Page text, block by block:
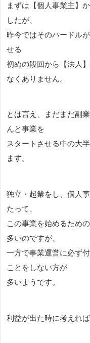
まずは【個人事業主】
したが、
昨今ではそのハードル
せる
初めの段回から【法人
なくありません。
とは言え、まだまだ副
んと事業を
スタートさせる中の大
ます。
独立・起業をし、個人
たって、
この事業を始めるため
多いのですが、
一方で事業運営に必ず
ことをしない方が
多いようです。
利益が出た時に考えれ